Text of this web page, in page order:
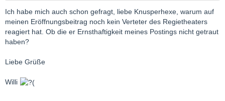
Ich habe mich auch schon gefragt, liebe Knusperhexe, warum auf
meinen Eröffnungsbeitrag noch kein Verteter des Regietheaters
reagiert hat. Ob die er Ernsthaftigkeit meines Postings nicht getraut
haben?
Liebe Grüße
Willi